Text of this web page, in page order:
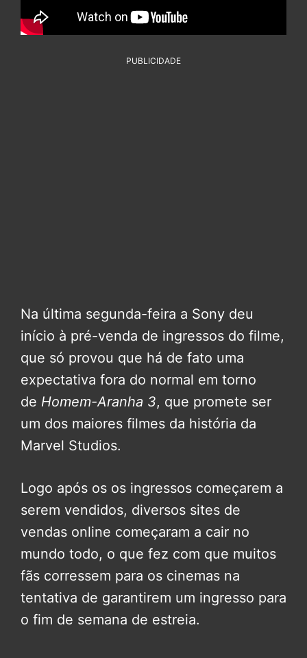
PUBLICIDADE
Na última segunda-feira a Sony deu
início à pré-venda de ingressos do filme,
que só provou que há de fato uma
expectativa fora do normal em torno
de Homem-Aranha 3, que promete ser
um dos maiores filmes da história da
Marvel Studios.
Logo após os os ingressos começarem a
serem vendidos, diversos sites de
vendas online começaram a cair no
mundo todo, o que fez com que muitos
fãs corressem para os cinemas na
tentativa de garantirem um ingresso para
o fim de semana de estreia.